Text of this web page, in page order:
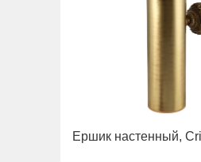
Ершик настенный,